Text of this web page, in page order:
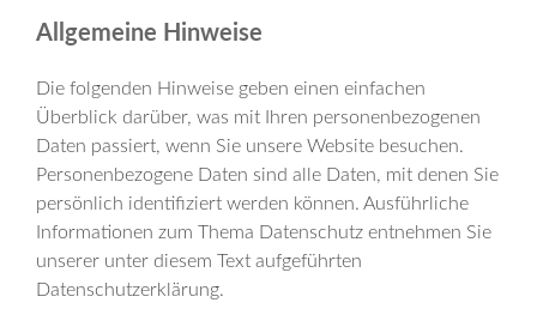
Allgemeine Hinweise
Die folgenden Hinweise geben einen einfachen
Überblick darüber, was mit Ihren personenbezogenen
Daten passiert, wenn Sie unsere Website besuchen.
Personenbezogene Daten sind alle Daten, mit denen Sie
persönlich identifiziert werden können. Ausführliche
Informationen zum Thema Datenschutz entnehmen Sie
unserer unter diesem Text aufgeführten
Datenschutzerklärung.